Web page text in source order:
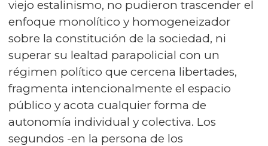
viejo estalinismo, no pudieron trascender el
enfoque monolítico y homogeneizador
sobre la constitución de la sociedad, ni
superar su lealtad parapolicial con un
régimen político que cercena libertades,
fragmenta intencionalmente el espacio
público y acota cualquier forma de
autonomía individual y colectiva. Los
segundos -en la persona de los